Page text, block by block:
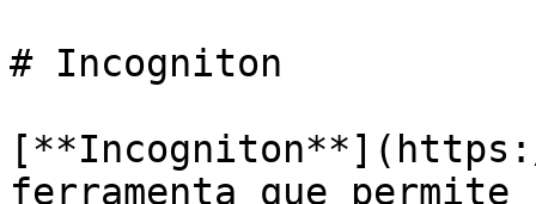
# Incogniton
ferramenta que permite